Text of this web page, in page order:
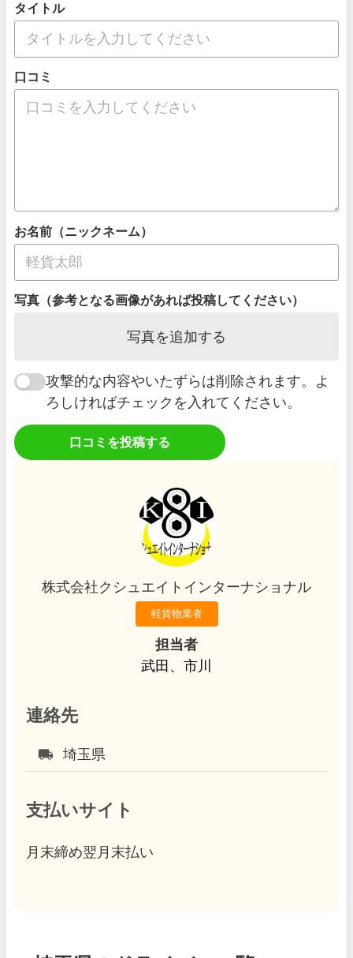
タイトル
口コミ
お名前（ニックネーム）
写真（参考となる画像があれば投稿してください）
写真を追加する
攻撃的な内容やいたずらは削除されます。よ
ろしければチェックを入れてください。
口コミを投稿する
株式会社クシュエイトインターナショナル
軽貨物業者
担当者
武田、市川
連絡先
local_shipping 埼玉県
支払いサイト
月末締め翌月末払い